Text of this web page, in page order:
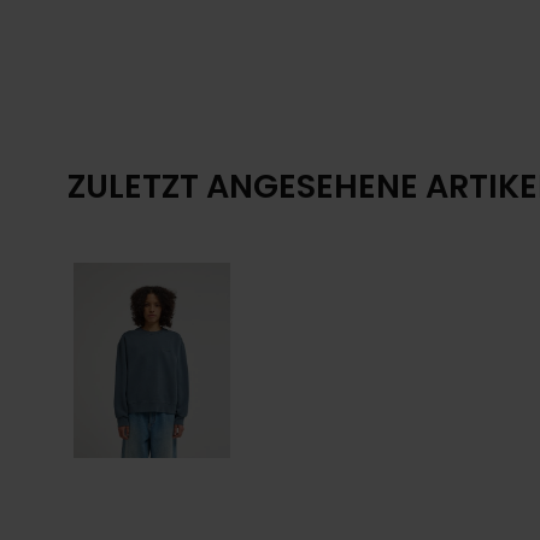
ZULETZT ANGESEHENE